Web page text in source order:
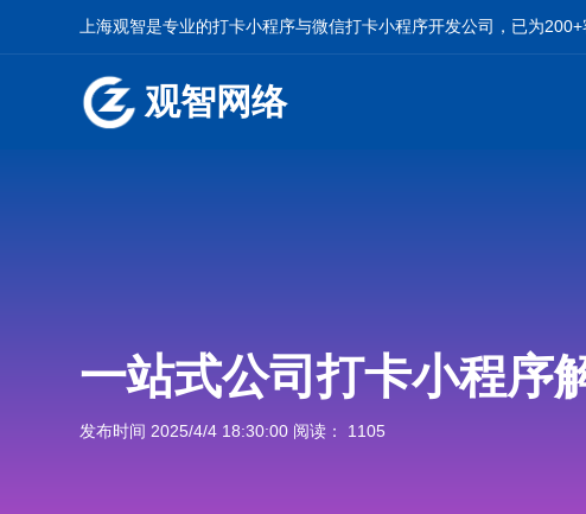
上海观智是专业的打卡小程序与微信打卡小程序开发公司，已为200+
观智网络
一站式公司打卡小程序
发布时间 2025/4/4 18:30:00 阅读： 1105